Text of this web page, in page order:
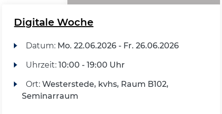
Digitale Woche
Datum: Mo. 22.06.2026 - Fr. 26.06.2026
Uhrzeit: 10:00 - 19:00 Uhr
Ort: Westerstede, kvhs, Raum B102,
Seminarraum